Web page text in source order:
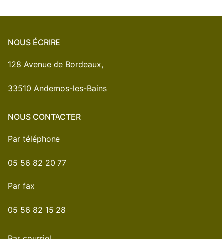
NOUS ÉCRIRE
128 Avenue de Bordeaux,
33510 Andernos-les-Bains
NOUS CONTACTER
Par téléphone
05 56 82 20 77
Par fax
05 56 82 15 28